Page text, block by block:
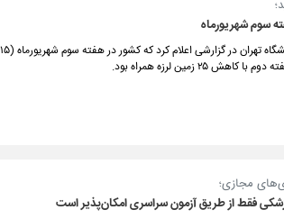
۲۵ زمین لرزه همراه بود.
مجازی؛
فقط از طریق آزمون سراسری امکان‌پذیر است